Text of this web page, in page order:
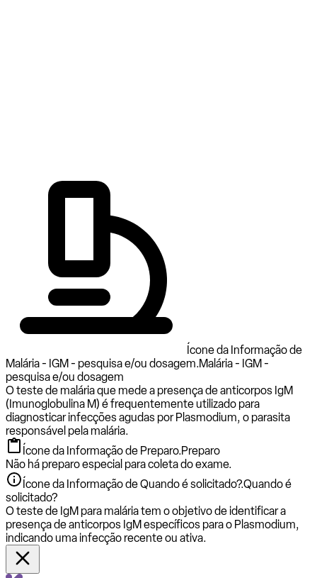
Ícone da Informação de
Malária - IGM - pesquisa e/ou dosagem.Malária - IGM -
pesquisa e/ou dosagem
O teste de malária que mede a presença de anticorpos IgM
(Imunoglobulina M) é frequentemente utilizado para
diagnosticar infecções agudas por Plasmodium, o parasita
responsável pela malária.
Ícone da Informação de Preparo.Preparo
Não há preparo especial para coleta do exame.
Ícone da Informação de Quando é solicitado?.Quando é
solicitado?
O teste de IgM para malária tem o objetivo de identificar a
presença de anticorpos IgM específicos para o Plasmodium,
indicando uma infecção recente ou ativa.